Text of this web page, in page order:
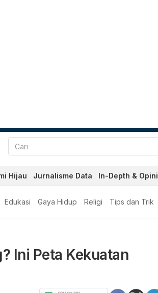
Hijau Jurnalisme Data In-Depth & Opini
Edukasi Gaya Hidup Religi Tips dan Trik
Ini Peta Kekuatan